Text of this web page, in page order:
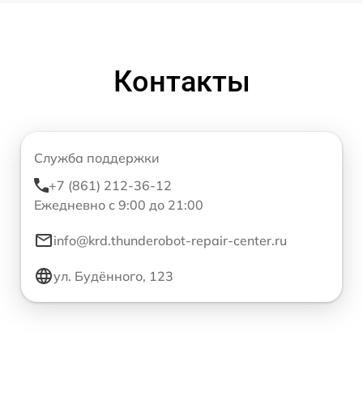
Контакты
Служба поддержки
+7 (861) 212-36-12
Ежедневно с 9:00 до 21:00
info@krd.thunderobot-repair-center.ru
ул. Будённого, 123